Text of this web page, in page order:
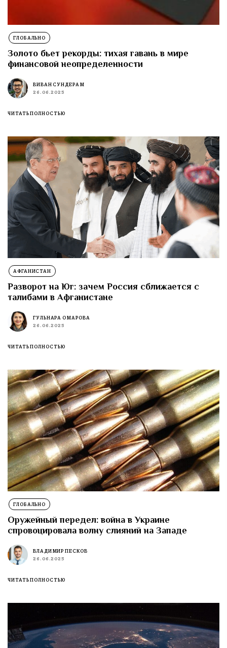
ГЛОБАЛЬНО
Золото бьет рекорды: тихая гавань в мире
финансовой неопределенности
ВИВАН СУНДЕРАМ
26.06.2025
ЧИТАТЬ ПОЛНОСТЬЮ
АФГАНИСТАН
Разворот на Юг: зачем Россия сближается с
талибами в Афганистане
ГУЛЬНАРА ОМАРОВА
26.06.2025
ЧИТАТЬ ПОЛНОСТЬЮ
ГЛОБАЛЬНО
Оружейный передел: война в Украине
спровоцировала волну слияний на Западе
ВЛАДИМИР ПЕСКОВ
26.06.2025
ЧИТАТЬ ПОЛНОСТЬЮ